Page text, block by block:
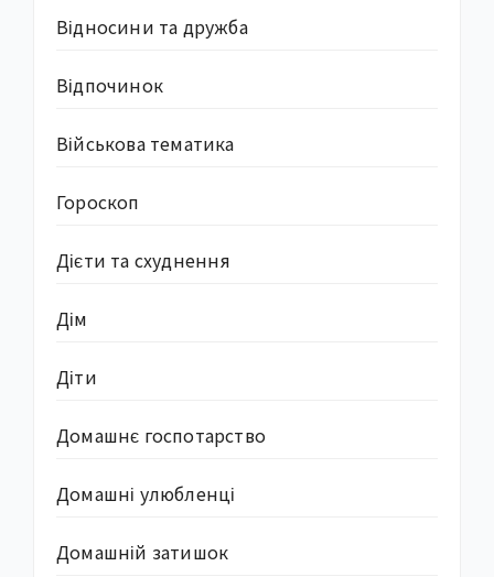
Відносини та дружба
Відпочинок
Військова тематика
Гороскоп
Дієти та схуднення
Дім
Діти
Домашнє госпотарство
Домашні улюбленці
Домашній затишок